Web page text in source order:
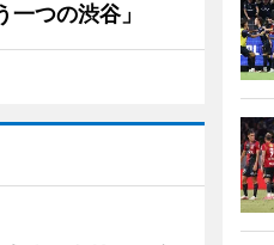
つの渋谷」